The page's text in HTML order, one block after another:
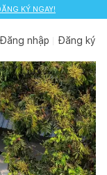
KÝ NGAY!
Đăng nhập Đăng ký